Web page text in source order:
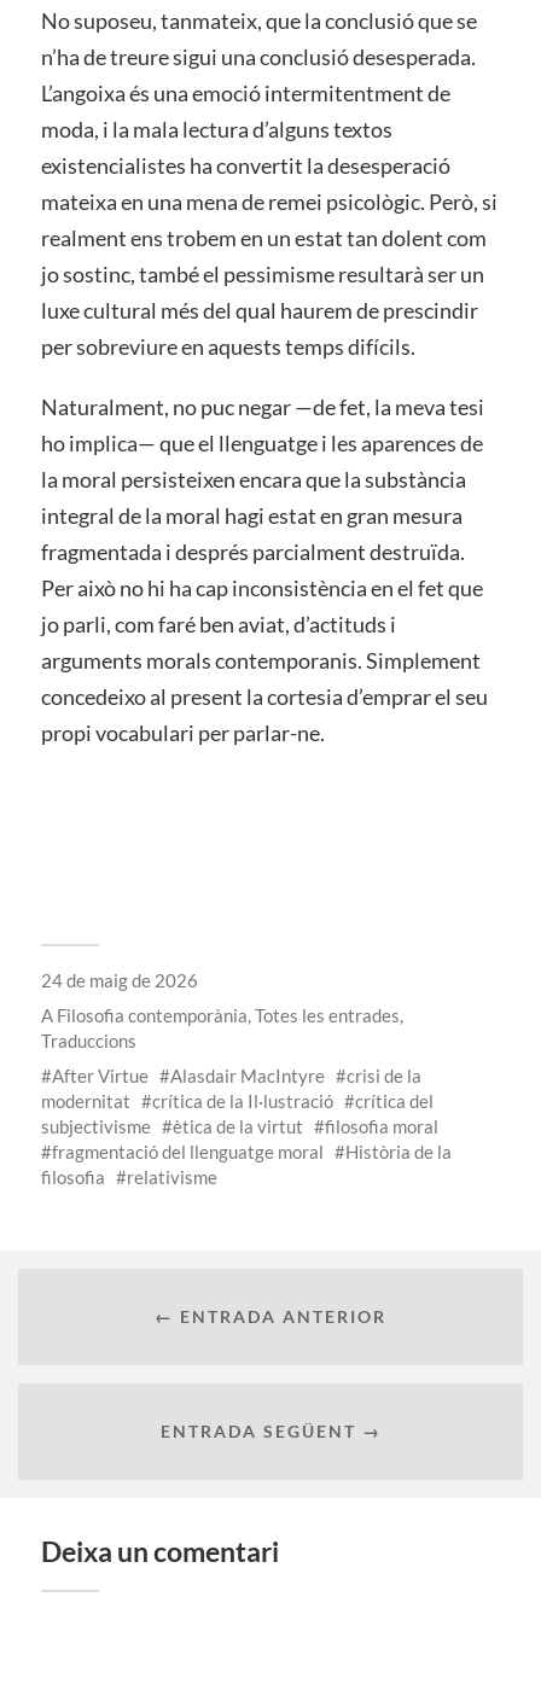
No suposeu, tanmateix, que la conclusió que se
n’ha de treure sigui una conclusió desesperada.
L’angoixa és una emoció intermitentment de
moda, i la mala lectura d’alguns textos
existencialistes ha convertit la desesperació
mateixa en una mena de remei psicològic. Però, si
realment ens trobem en un estat tan dolent com
jo sostinc, també el pessimisme resultarà ser un
luxe cultural més del qual haurem de prescindir
per sobreviure en aquests temps difícils.
Naturalment, no puc negar —de fet, la meva tesi
ho implica— que el llenguatge i les aparences de
la moral persisteixen encara que la substància
integral de la moral hagi estat en gran mesura
fragmentada i després parcialment destruïda.
Per això no hi ha cap inconsistència en el fet que
jo parli, com faré ben aviat, d’actituds i
arguments morals contemporanis. Simplement
concedeixo al present la cortesia d’emprar el seu
propi vocabulari per parlar-ne.
24 de maig de 2026
A Filosofia contemporània,Totes les entrades,
Traduccions
After Virtue
Alasdair MacIntyre
crisi de la
modernitat
crítica de la Il·lustració
crítica del
subjectivisme
ètica de la virtut
filosofia moral
fragmentació del llenguatge moral
Història de la
filosofia
relativisme
← ENTRADA ANTERIOR
ENTRADA SEGÜENT →
Deixa un comentari